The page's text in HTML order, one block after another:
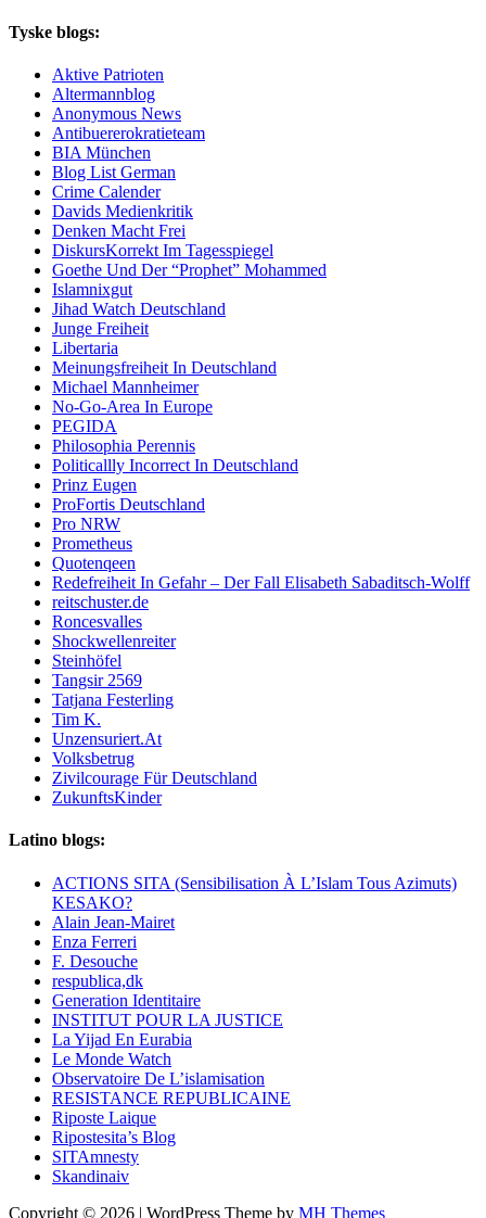
Tyske blogs:
Aktive Patrioten
Altermannblog
Anonymous News
Antibuererokratieteam
BIA München
Blog List German
Crime Calender
Davids Medienkritik
Denken Macht Frei
DiskursKorrekt Im Tagesspiegel
Goethe Und Der “Prophet” Mohammed
Islamnixgut
Jihad Watch Deutschland
Junge Freiheit
Libertaria
Meinungsfreiheit In Deutschland
Michael Mannheimer
No-Go-Area In Europe
PEGIDA
Philosophia Perennis
Politicallly Incorrect In Deutschland
Prinz Eugen
ProFortis Deutschland
Pro NRW
Prometheus
Quotenqeen
Redefreiheit In Gefahr – Der Fall Elisabeth Sabaditsch-Wolff
reitschuster.de
Roncesvalles
Shockwellenreiter
Steinhöfel
Tangsir 2569
Tatjana Festerling
Tim K.
Unzensuriert.At
Volksbetrug
Zivilcourage Für Deutschland
ZukunftsKinder
Latino blogs:
ACTIONS SITA (Sensibilisation À L’Islam Tous Azimuts)
KESAKO?
Alain Jean-Mairet
Enza Ferreri
F. Desouche
respublica,dk
Generation Identitaire
INSTITUT POUR LA JUSTICE
La Yijad En Eurabia
Le Monde Watch
Observatoire De L’islamisation
RESISTANCE REPUBLICAINE
Riposte Laique
Ripostesita’s Blog
SITAmnesty
Skandinaiv
Copyright © 2026 | WordPress Theme by MH Themes